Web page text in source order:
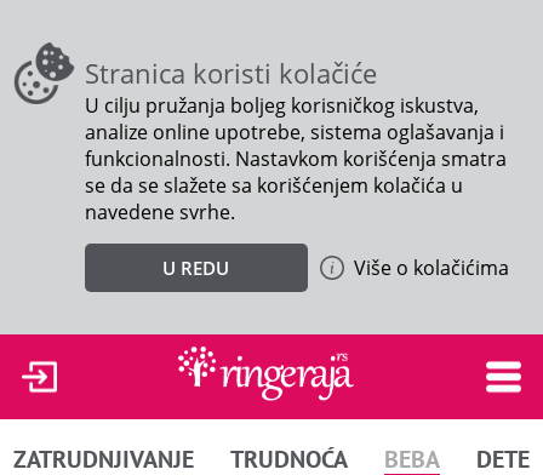
Stranica koristi kolačiće
U cilju pružanja boljeg korisničkog iskustva,
analize online upotrebe, sistema oglašavanja i
funkcionalnosti. Nastavkom korišćenja smatra
se da se slažete sa korišćenjem kolačića u
navedene svrhe.
U REDU Više o kolačićima
ZATRUDNJIVANJE TRUDNOĆA BEBA DETE